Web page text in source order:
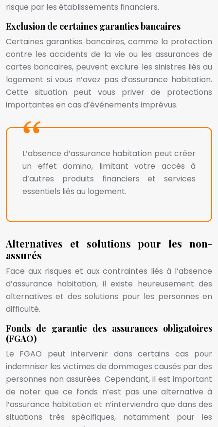
risque par les établissements financiers.
Exclusion de certaines garanties bancaires
Certaines garanties bancaires, comme la protection
contre les accidents de la vie ou les assurances de
cartes bancaires, peuvent exclure les sinistres liés au
logement si vous n’avez pas d’assurance habitation.
Cette situation peut vous priver de protections
importantes en cas d’événements imprévus.
L’absence d’assurance habitation peut créer
un effet domino, limitant votre accès à
d’autres produits financiers et services
essentiels liés au logement.
Alternatives et solutions pour les non-
assurés
Face aux risques et aux contraintes liés à l’absence
d’assurance habitation, il existe heureusement des
alternatives et des solutions pour les personnes en
difficulté.
Fonds de garantie des assurances obligatoires
(FGAO)
Le FGAO peut intervenir dans certains cas pour
indemniser les victimes de dommages causés par des
personnes non assurées. Cependant, il est important
de noter que ce fonds n’est pas une alternative à
l’assurance habitation et n’interviendra que dans des
situations très spécifiques, notamment pour les